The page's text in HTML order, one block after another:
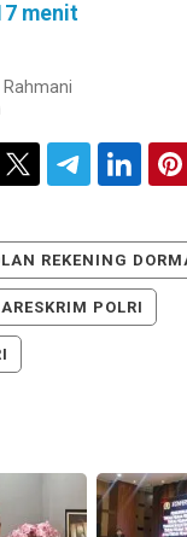
menit
REKENING
POLRI